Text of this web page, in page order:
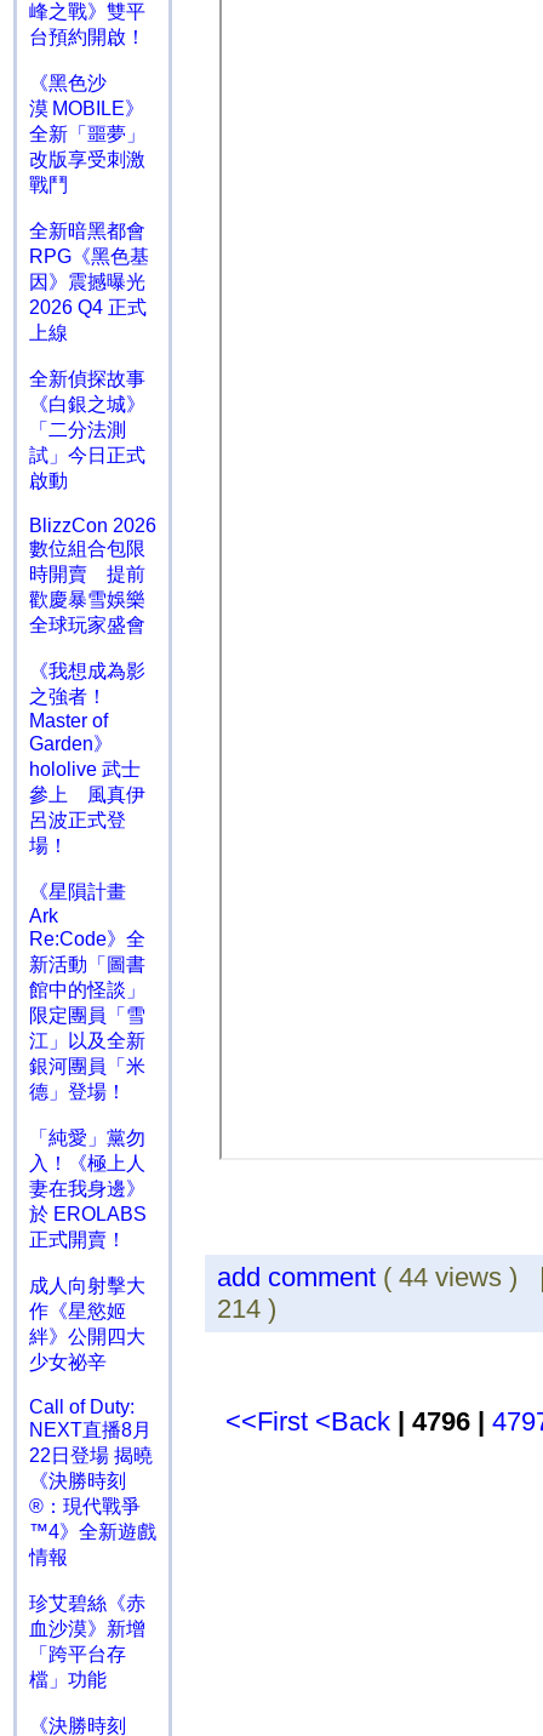
峰之戰》雙平
台預約開啟！
《黑色沙
漠 MOBILE》
全新「噩夢」
改版享受刺激
戰鬥
全新暗黑都會
RPG《黑色基
因》震撼曝光
2026 Q4 正式
上線
全新偵探故事
《白銀之城》
「二分法測
試」今日正式
啟動
BlizzCon 2026
數位組合包限
時開賣 提前
歡慶暴雪娛樂
全球玩家盛會
《我想成為影
之強者！
Master of
Garden》
hololive 武士
參上 風真伊
呂波正式登
場！
《星隕計畫
Ark
Re:Code》全
新活動「圖書
館中的怪談」
限定團員「雪
江」以及全新
銀河團員「米
德」登場！
「純愛」黨勿
入！《極上人
妻在我身邊》
於 EROLABS
正式開賣！
成人向射擊大
作《星慾姬
絆》公開四大
少女祕辛
Call of Duty:
NEXT直播8月
22日登場 揭曉
《決勝時刻
®：現代戰爭
™4》全新遊戲
情報
珍艾碧絲《赤
血沙漠》新增
「跨平台存
檔」功能
《決勝時刻
add comment ( 44 views
214 )
<<First <Back | 4796 |